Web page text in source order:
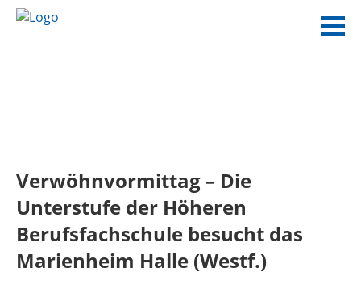
Verwöhnvormittag – Die
Unterstufe der Höheren
Berufsfachschule besucht das
Marienheim Halle (Westf.)